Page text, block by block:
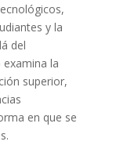
y la
del
la
superior,
en que se